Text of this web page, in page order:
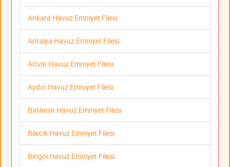
Ankara Havuz Emniyet Filesi
Antalya Havuz Emniyet Filesi
Artvin Havuz Emniyet Filesi
Aydın Havuz Emniyet Filesi
Balıkesir Havuz Emniyet Filesi
Bilecik Havuz Emniyet Filesi
Bingöl Havuz Emniyet Filesi